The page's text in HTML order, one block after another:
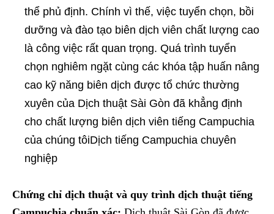
thể phủ định. Chính vì thế, việc tuyển chọn, bồi
dưỡng và đào tạo biên dịch viên chất lượng cao
là công việc rất quan trọng. Quá trình tuyển
chọn nghiêm ngặt cùng các khóa tập huấn nâng
cao kỹ năng biên dịch được tổ chức thường
xuyên của Dịch thuật Sài Gòn đã khẳng định
cho chất lượng biên dịch viên tiếng Campuchia
của chúng tôiDịch tiếng Campuchia chuyên
nghiệp
Chứng chỉ dịch thuật và quy trình dịch thuật tiếng